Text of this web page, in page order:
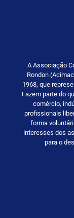
A Associação
Rondon
1968, que
Fazem parte do
comércio,
profissionais
forma
interesses dos
para o